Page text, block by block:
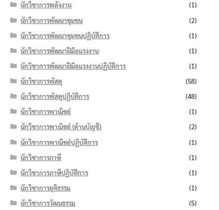
นักวิชาการพลังงาน
(1)
นักวิชาการพัฒนาชุมชน
(2)
นักวิชาการพัฒนาชุมชนปฏิบัติการ
(1)
นักวิชาการพัฒนาฝีมือแรงงาน
(1)
นักวิชาการพัฒนาฝีมือแรงงานปฏิบัติการ
(1)
นักวิชาการพัสดุ
(58)
นักวิชาการพัสดุปฏิบัติการ
(48)
นักวิชาการพาณิชย์
(1)
นักวิชาการพาณิชย์ (ด้านบัญชี)
(2)
นักวิชาการพาณิชย์ปฏิบัติการ
(1)
นักวิชาการภาษี
(1)
นักวิชาการภาษีปฏิบัติการ
(1)
นักวิชาการยุติธรรม
(1)
นักวิชาการวัฒนธรรม
(5)